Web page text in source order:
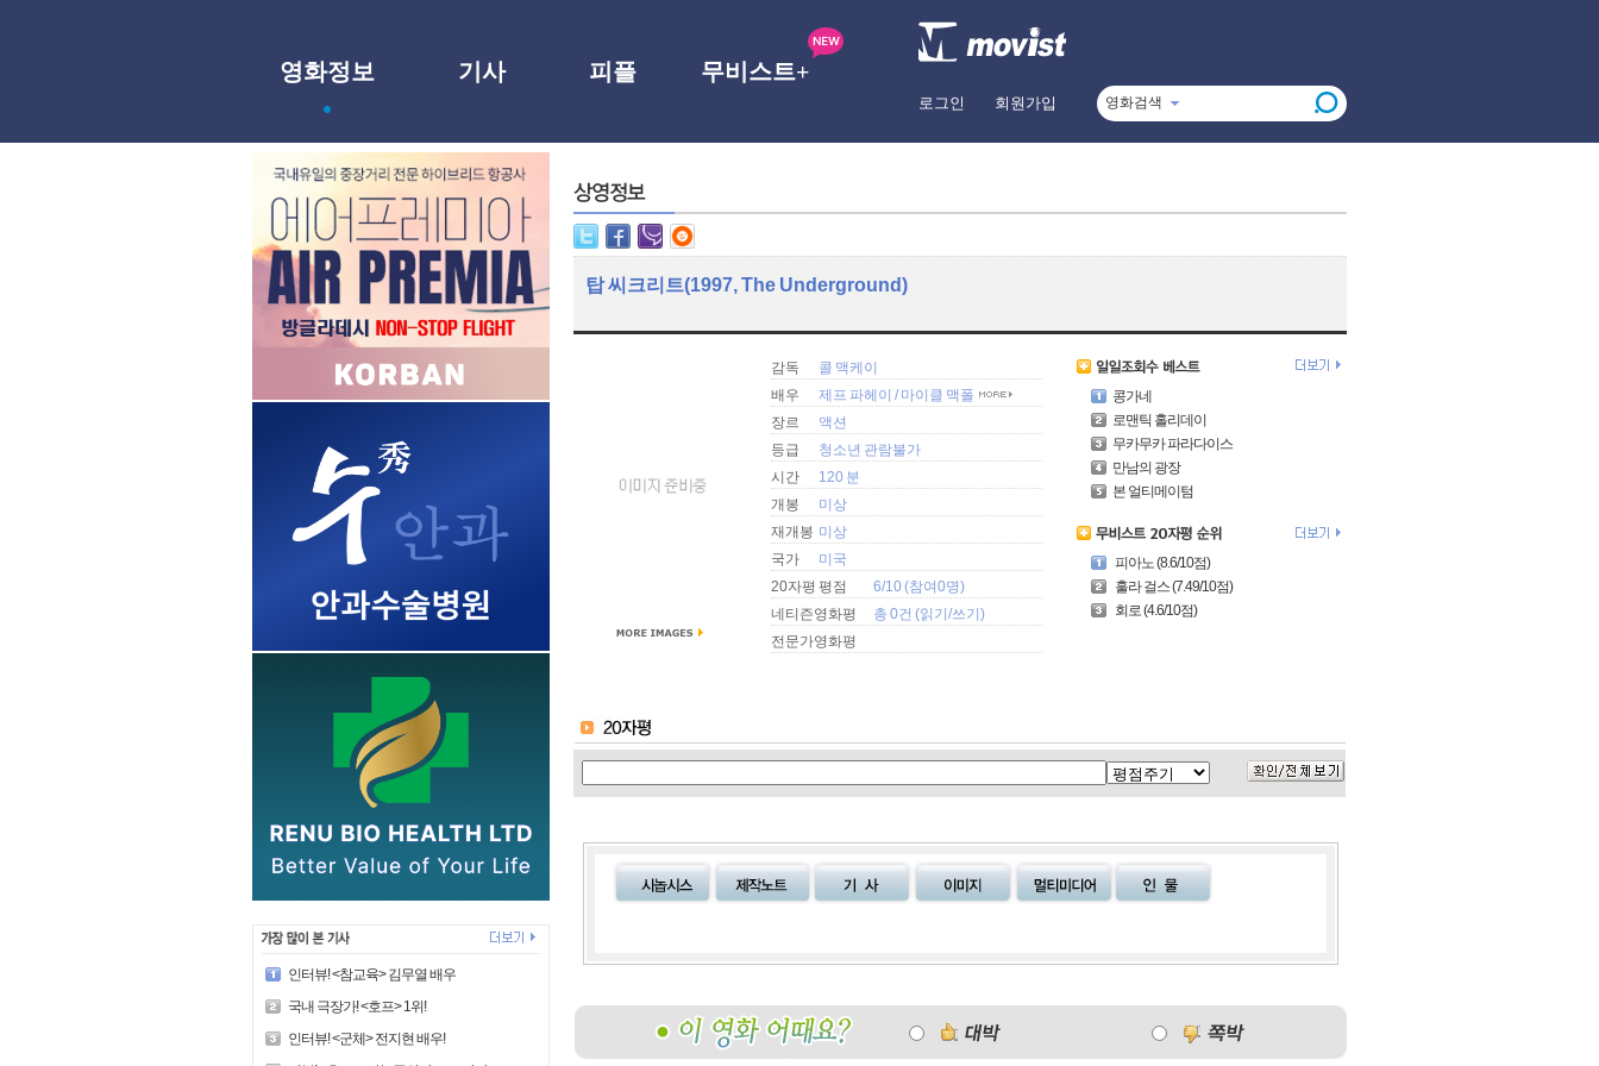
영화정보 기사 피플 무비스트+
로그인 회원가입 영화검색
인터뷰! <참교육> 김무열 배우
국내 극장가! <호프> 1위!
인터뷰! <군체> 전지현 배우!
탑 씨크리트(1997, The Underground)
감독
콜 맥케이
배우
제프 파헤이 /마이클 맥폴
장르
액션
등급
청소년 관람불가
시간
120 분
개봉
미상
재개봉 미상
국가
미국
20자평 평점
6/10 (참여0명)
네티즌영화평
총 0건 (읽기 /쓰기 )
전문가영화평
콩가네
로맨틱 홀리데이
무카무카 파라다이스
만남의 광장
본 얼티메이텀
피아노 (8.6/10점)
훌라 걸스 (7.49/10점)
회로 (4.6/10점)